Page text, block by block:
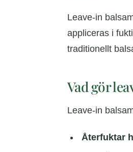
Leave-in
appliceras i
traditionellt
Vad gör
Leave-in
Återfuktar